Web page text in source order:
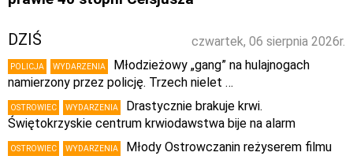
czwartek, 06 sierpnia 2026r.
DZIŚ
POLICJA WYDARZENIA
Młodzieżowy „gang” na hulajnogach
namierzony przez policję. Trzech nielet …
OSTROWIEC WYDARZENIA
Drastycznie brakuje krwi.
Świętokrzyskie centrum krwiodawstwa bije na alarm
OSTROWIEC WYDARZENIA
Młody Ostrowczanin reżyserem filmu